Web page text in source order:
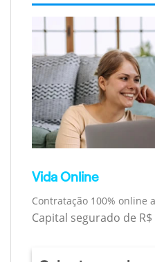
Vida Online
Contratação 100% online
Capital segurado de